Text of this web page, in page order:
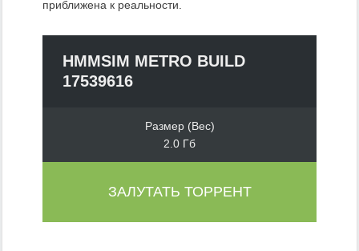
приближена к реальности.
HMMSIM METRO BUILD
17539616
Размер (Вес)
2.0 Гб
ЗАЛУТАТЬ ТОРРЕНТ